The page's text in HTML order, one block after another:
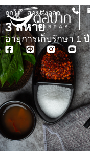
ถูกใจ...สายส่งออก
3 สหาย
อายุการเก็บรักษา 1 ปี